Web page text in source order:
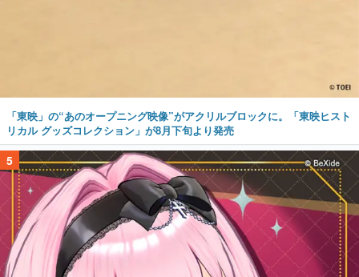
「東映」の“あのオープニング映像”がアクリルブロックに。「東映ヒスト
リカル グッズコレクション」が8月下旬より発売
5